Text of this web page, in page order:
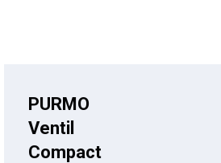
PURMO
Ventil
Compact